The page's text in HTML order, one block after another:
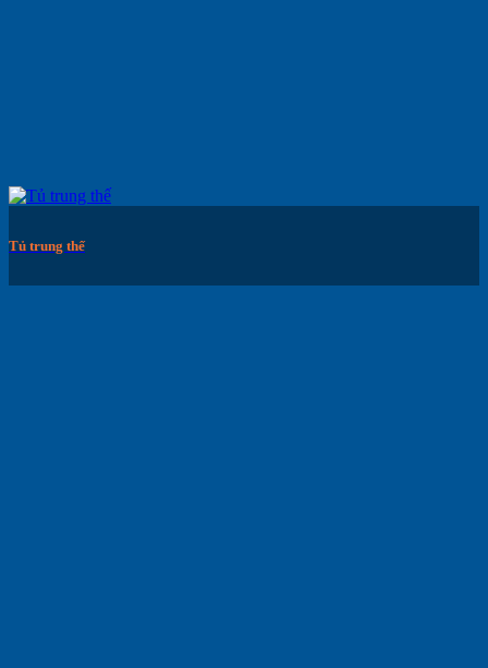
Tủ trung thế